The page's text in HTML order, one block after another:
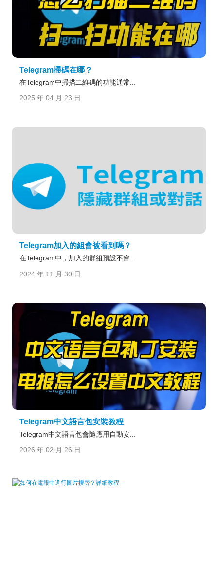
Telegram掃碼在哪？
在Telegram中掃描二維碼的功能通常...
2025 年 04 月 23 日
Telegram加入的組會被看到嗎？
在Telegram中，加入的群組預設不會...
2024 年 11 月 30 日
Telegram中文語言包安裝教程
Telegram中文語言包會隨應用自動安...
2026 年 02 月 26 日